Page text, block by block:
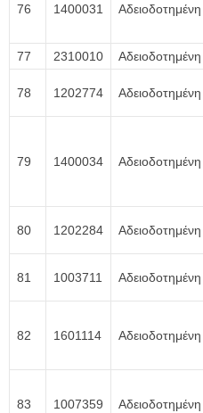
76 1400031 Αδειοδοτημένη
77
2310010 Αδειοδοτημένη
78 1202774 Αδειοδοτημένη
79 1400034 Αδειοδοτημένη
80 1202284 Αδειοδοτημένη
81 1003711 Αδειοδοτημένη
82 1601114 Αδειοδοτημένη
83 1007359 Αδειοδοτημένη